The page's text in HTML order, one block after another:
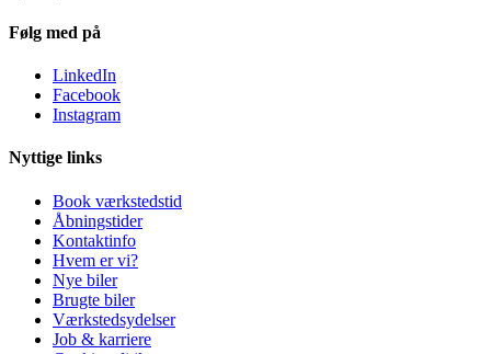
Følg med på
LinkedIn
Facebook
Instagram
Nyttige links
Book værkstedstid
Åbningstider
Kontaktinfo
Hvem er vi?
Nye biler
Brugte biler
Værkstedsydelser
Job & karriere